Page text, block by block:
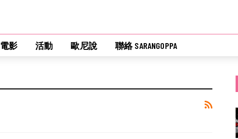
電影 活動 歐尼說 聯絡 SARANGOPPA